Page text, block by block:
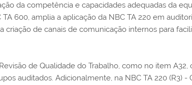
da competência e capacidades adequadas da
600, amplia a aplicação da NBC TA 220 em
criação de canais de comunicação internos para
de Qualidade do Trabalho, como no item A32,
auditados. Adicionalmente, na NBC TA 220 (R3) -